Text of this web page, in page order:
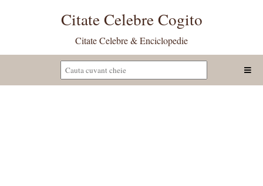
Citate Celebre Cogito
Citate Celebre & Enciclopedie